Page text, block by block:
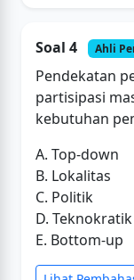
Soal 4 Ahli
Pendekatan
partisipasi
kebutuhan
A. Top-down
B. Lokalitas
C. Politik
D. Teknokratik
E. Bottom-up